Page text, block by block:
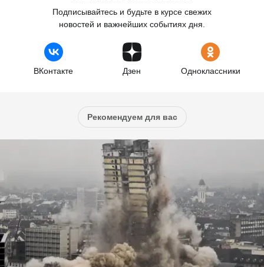
Подписывайтесь и будьте в курсе свежих
новостей и важнейших событиях дня.
ВКонтакте Дзен Одноклассники
Рекомендуем для вас